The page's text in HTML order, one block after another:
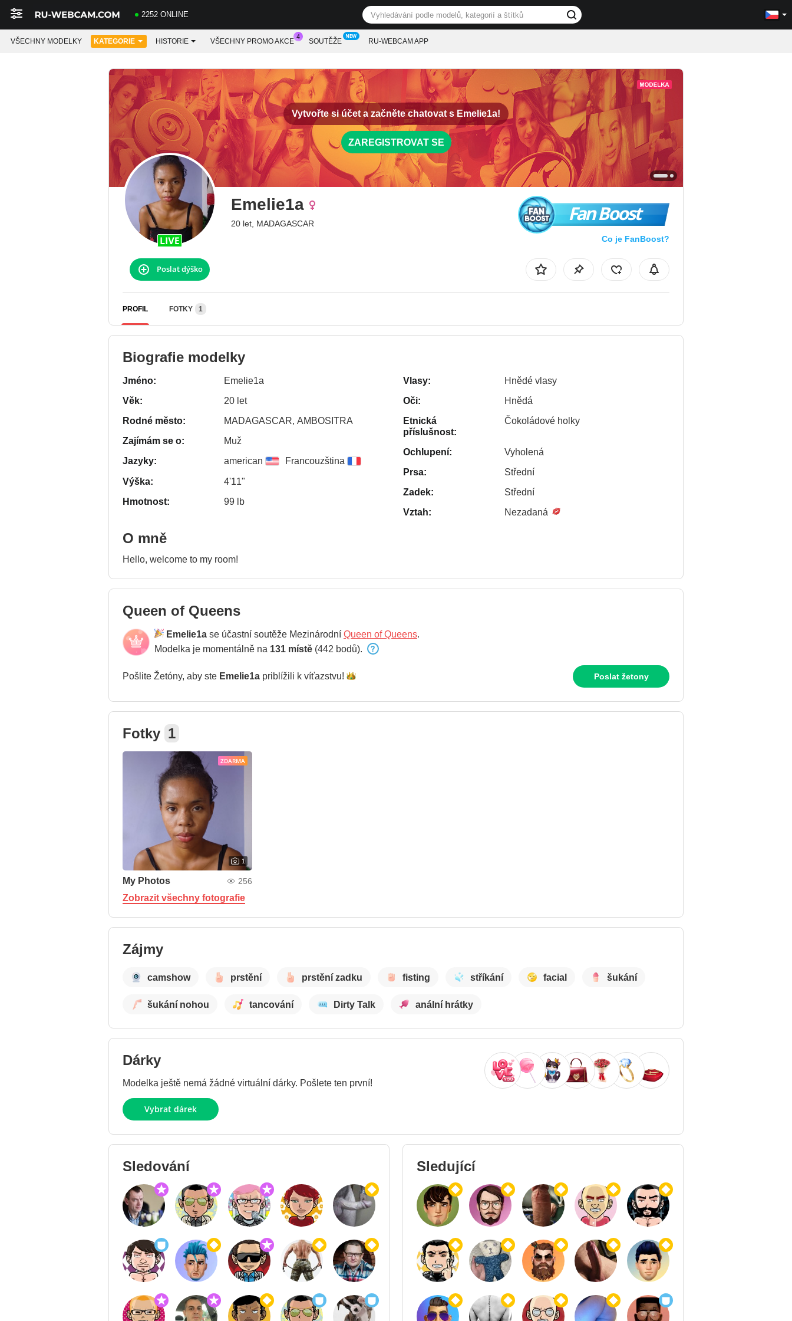
2252 ONLINE
VŠECHNY MODELKY KATEGORIE HISTORIE VŠECHNY PROMO AKCE SOUTĚŽE RU-WEBCAM APP
Vytvořte si účet a začněte chatovat s Emelie1a!
ZAREGISTROVAT SE
Emelie1a
20 let, MADAGASCAR Fan Boost
Co je FanBoost?
Poslat dýško
PROFIL FOTKY 1
Biografie modelky
Jméno:
Emelie1a
Věk:
20 let
Rodné město:
MADAGASCAR, AMBOSITRA
Zajímám se o:
Muž
Jazyky:
american Francouzština
Výška:
4'11"
Hmotnost:
99 lb
Vlasy:
Hnědé vlasy
Oči:
Hnědá
Etnická
příslušnost:
Čokoládové holky
Ochlupení:
Vyholená
Prsa:
Střední
Zadek:
Střední
Vztah:
Nezadaná
O mně
Hello, welcome to my room!
Queen of Queens
Emelie1a se účastní soutěže Mezinárodní Queen of Queens.
Modelka je momentálně na 131 místě (442 bodů).
Pošlite Žetóny, aby ste Emelie1a priblížili k víťazstvu! Poslat žetony
Fotky 1
ZDARMA
1
My Photos 256
Zobrazit všechny fotografie
Zájmy
camshow prstění prstění zadku fisting stříkání facial šukání
šukání nohou tancování Dirty Talk anální hrátky
Dárky
Modelka ještě nemá žádné virtuální dárky. Pošlete ten první!
Vybrat dárek
Sledování Sledující